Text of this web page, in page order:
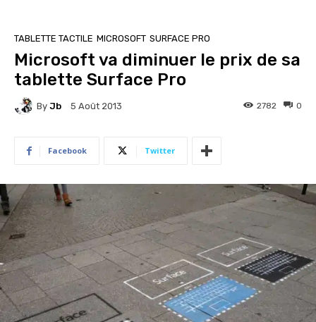
TABLETTE TACTILE MICROSOFT SURFACE PRO
Microsoft va diminuer le prix de sa
tablette Surface Pro
By Jb 5 Août 2013 0
2782
Facebook Twitter